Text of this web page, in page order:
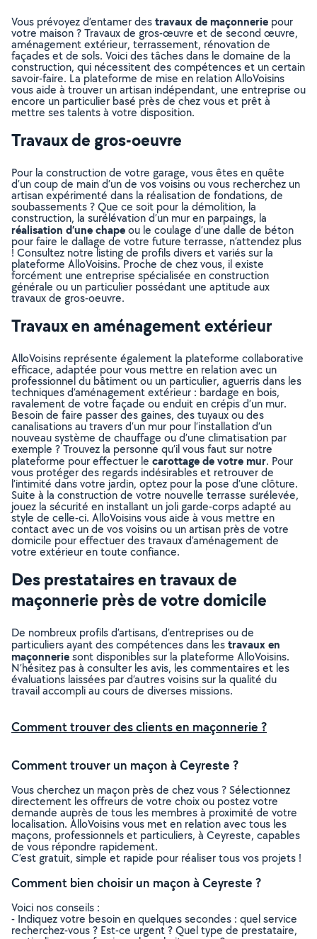
Vous prévoyez d’entamer destravaux de maçonnerie pour
votre maison ? Travaux de gros-œuvre et de second œuvre,
aménagement extérieur, terrassement, rénovation de
façades et de sols. Voici des tâches dans le domaine de la
construction, qui nécessitent des compétences et un certain
savoir-faire. La plateforme de mise en relation AlloVoisins
vous aide à trouver un artisan indépendant, une entreprise ou
encore un particulier basé près de chez vous et prêt à
mettre ses talents à votre disposition.
Travaux de gros-oeuvre
Pour la construction de votre garage, vous êtes en quête
d’un coup de main d’un de vos voisins ou vous recherchez un
artisan expérimenté dans la réalisation de fondations, de
soubassements ? Que ce soit pour la démolition, la
construction, la surélévation d’un mur en parpaings, la
réalisation d’une chapeou le coulage d’une dalle de béton
pour faire le dallage de votre future terrasse, n’attendez plus
! Consultez notre listing de profils divers et variés sur la
plateforme AlloVoisins. Proche de chez vous, il existe
forcément une entreprise spécialisée en construction
générale ou un particulier possédant une aptitude aux
travaux de gros-oeuvre.
Travaux en aménagement extérieur
AlloVoisins représente également la plateforme collaborative
efficace, adaptée pour vous mettre en relation avec un
professionnel du bâtiment ou un particulier, aguerris dans les
techniques d’aménagement extérieur : bardage en bois,
ravalement de votre façade ou enduit en crépis d’un mur.
Besoin de faire passer des gaines, des tuyaux ou des
canalisations au travers d’un mur pour l’installation d’un
nouveau système de chauffage ou d’une climatisation par
exemple ? Trouvez la personne qu’il vous faut sur notre
plateforme pour effectuer le carottage de votre mur. Pour
vous protéger des regards indésirables et retrouver de
l’intimité dans votre jardin, optez pour la pose d’une clôture.
Suite à la construction de votre nouvelle terrasse surélevée,
jouez la sécurité en installant un joli garde-corps adapté au
style de celle-ci. AlloVoisins vous aide à vous mettre en
contact avec un de vos voisins ou un artisan près de votre
domicile pour effectuer des travaux d’aménagement de
votre extérieur en toute confiance.
Des prestataires en travaux de
maçonnerie près de votre domicile
De nombreux profils d’artisans, d’entreprises ou de
particuliers ayant des compétences dans lestravaux en
maçonneriesont disponibles sur la plateforme AlloVoisins.
N’hésitez pas à consulter les avis, les commentaires et les
évaluations laissées par d’autres voisins sur la qualité du
travail accompli au cours de diverses missions.
Comment trouver des clients en maçonnerie ?
Comment trouver un maçon à Ceyreste ?
Vous cherchez un maçon près de chez vous ? Sélectionnez
directement les offreurs de votre choix ou postez votre
demande auprès de tous les membres à proximité de votre
localisation. AlloVoisins vous met en relation avec tous les
maçons, professionnels et particuliers, à Ceyreste, capables
de vous répondre rapidement.
C’est gratuit, simple et rapide pour réaliser tous vos projets !
Comment bien choisir un maçon à Ceyreste ?
Voici nos conseils :
- Indiquez votre besoin en quelques secondes : quel service
recherchez-vous ? Est-ce urgent ? Quel type de prestataire,